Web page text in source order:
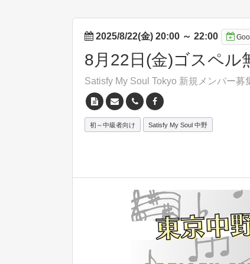
2025/8/22(金) 20:00 ～ 22:00
8月22日(金)ゴスペル
Satisfy My Soul Tokyo 新規メンバー募
初～中級者向け Satisfy My Soul 中野